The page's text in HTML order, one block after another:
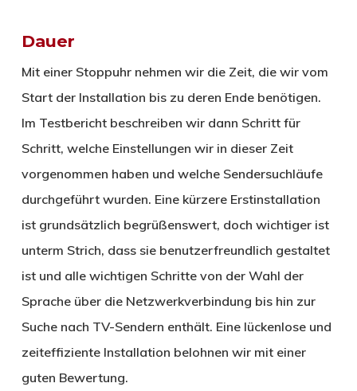
Dauer
Mit einer Stoppuhr nehmen wir die Zeit, die wir vom
Start der Installation bis zu deren Ende benötigen.
Im Testbericht beschreiben wir dann Schritt für
Schritt, welche Einstellungen wir in dieser Zeit
vorgenommen haben und welche Sendersuchläufe
durchgeführt wurden. Eine kürzere Erstinstallation
ist grundsätzlich begrüßenswert, doch wichtiger ist
unterm Strich, dass sie benutzerfreundlich gestaltet
ist und alle wichtigen Schritte von der Wahl der
Sprache über die Netzwerkverbindung bis hin zur
Suche nach TV-Sendern enthält. Eine lückenlose und
zeiteffiziente Installation belohnen wir mit einer
guten Bewertung.